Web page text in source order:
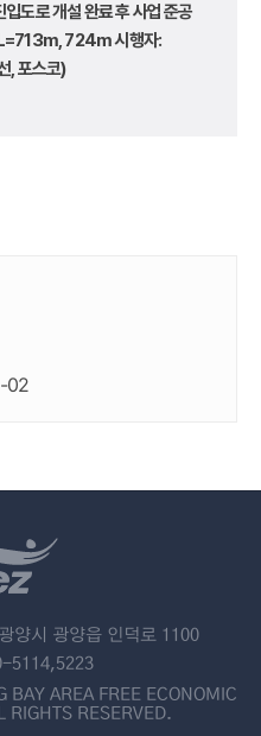
도로 개설 완료 후 사업 준공
724m 시행자:
, 포스코)
02
양시 광양읍 인덕로 1100
5114,5223
BAY AREA FREE ECONOMIC
RIGHTS RESERVED.